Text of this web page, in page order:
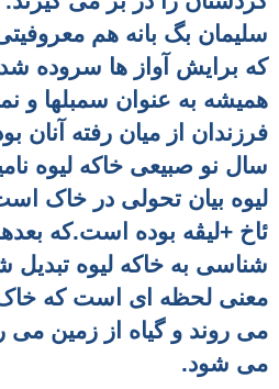
سلیمان بگ بانه هم
که برایش آواز ها سروده
همیشه به عنوان سمبلها و
فرزندان از میان رفته آنان
سال نو صبیعی خاکه لیوه
لیوه بیان تحولی در خاک
ئاخ +لیڤه بوده است.که
شناسی به خاکه لیوه
معنی لحظه ای است که خاک
می روند و گیاه از زمین
می شود.